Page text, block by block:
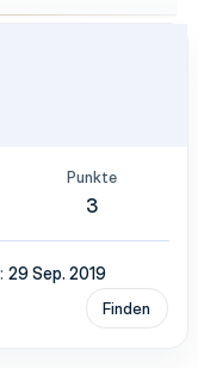
Punkte
3
29 Sep. 2019
Finden